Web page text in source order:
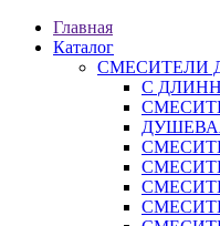
Главная
Каталог
СМЕСИТЕЛИ
С